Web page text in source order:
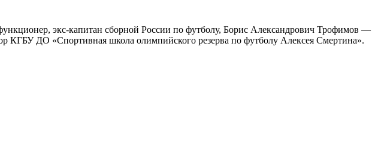
экс-капитан сборной России по футболу, Борис Александрович Трофимов —
КГБУ ДО «Спортивная школа олимпийского резерва по футболу Алексея Смертина».